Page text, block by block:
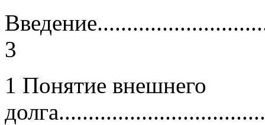
3
1 Понятие внешнего